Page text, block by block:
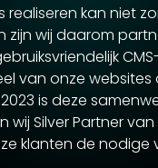
realiseren kan niet
zijn wij daarom
van onze websites
is deze
wij Silver Partner
klanten de nodige